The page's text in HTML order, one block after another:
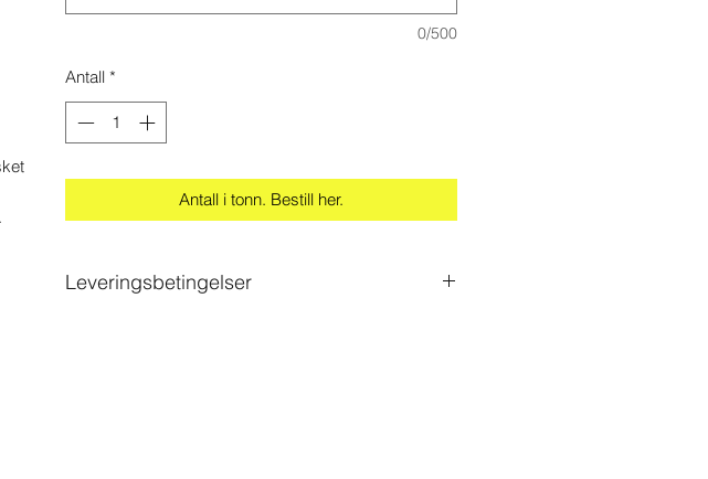
0/500
Antall *
Antall i tonn. Bestill her.
Leveringsbetingelser